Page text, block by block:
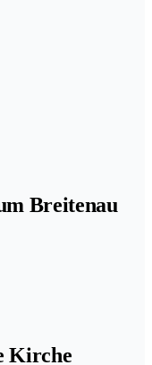
Breitenau
Kirche